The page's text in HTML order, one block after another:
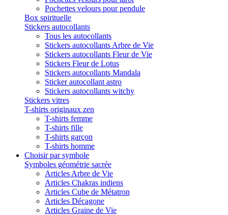
Pochettes velours pour pendule
Box spirituelle
Stickers autocollants
Tous les autocollants
Stickers autocollants Arbre de Vie
Stickers autocollants Fleur de Vie
Stickers Fleur de Lotus
Stickers autocollants Mandala
Sticker autocollant astro
Stickers autocollants witchy
Stickers vitres
T-shirts originaux zen
T-shirts femme
T-shirts fille
T-shirts garçon
T-shirts homme
Choisir par symbole
Symboles géométrie sacrée
Articles Arbre de Vie
Articles Chakras indiens
Articles Cube de Métatron
Articles Décagone
Articles Graine de Vie